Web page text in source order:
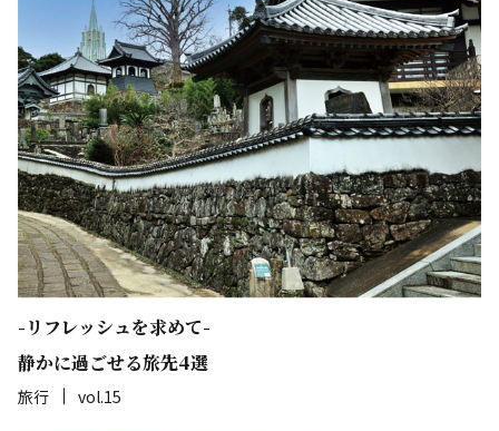
-リフレッシュを求めて-
静かに過ごせる旅先4選
旅行 vol.15